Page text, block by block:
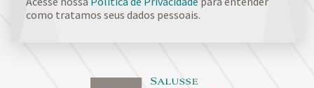
como tratamos seus dados pessoais.